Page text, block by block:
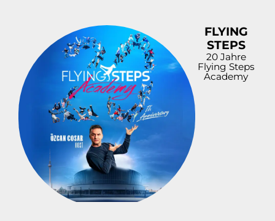
FLYING
STEPS
20 Jahre
Flying Steps
Academy